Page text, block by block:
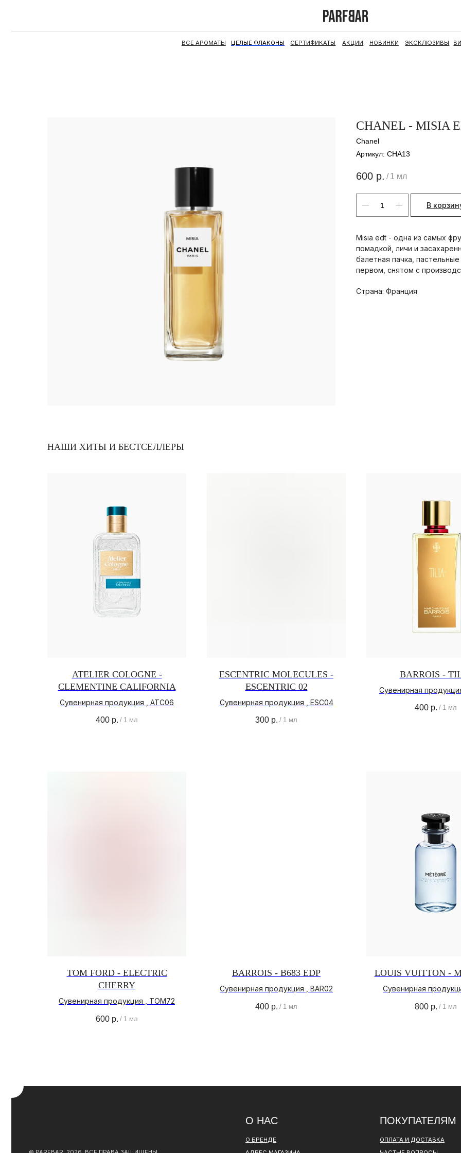
CHANEL - MISIA
Chanel
Артикул: CHA13
600 р. / 1 мл
В
Misia edt - одна из самых
помадкой, личи и
балетная пачка,
первом, снятом с
Страна: Франция
НАШИ ХИТЫ И БЕСТСЕЛЛЕРЫ
ATELIER COLOGNE -
CLEMENTINE CALIFORNIA
Сувенирная продукция , ATC06
400 р. / 1 мл
ESCENTRIC MOLECULES -
ESCENTRIC 02
Сувенирная продукция , ESC04
300 р. / 1 мл
BARROIS -
Сувенирная
400 р. / 1 мл
TOM FORD - ELECTRIC
CHERRY
Сувенирная продукция , TOM72
600 р. / 1 мл
BARROIS - B683 EDP
Сувенирная продукция , BAR02
400 р. / 1 мл
LOUIS VUITTON -
Сувенирная
800 р. / 1 мл
ПОЛИТИКА КОНФИДЕНЦИАЛЬНОСТИ
ДОГОВОР ОФЕРТЫ